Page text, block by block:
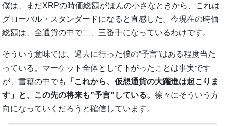
僕は、まだXRPの時価総額がほんの小さなときから、これは
グローバル・スタンダードになると直感した。今現在の時価
総額は、全通貨の中で二、三番手になっているわけです。
そういう意味では、過去に行った僕の”予言”はある程度当た
っている。マーケット全体として下がったことは事実です
が、書籍の中でも
「これから、仮想通貨の大躍進は起こりま
す」と、この先の将来も”予言”している。徐々にそういう方
向になっていくだろうと確信しています。